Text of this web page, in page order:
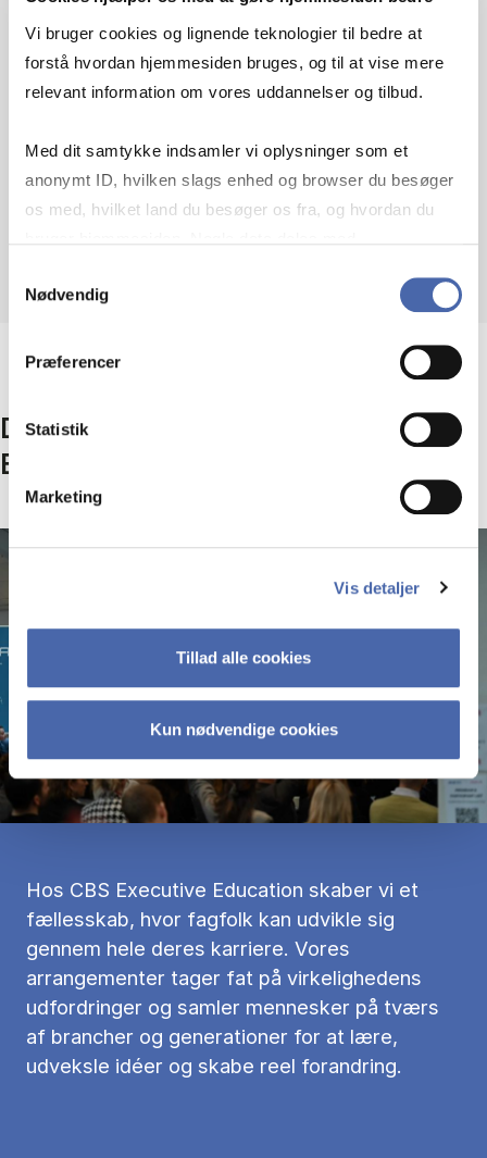
Vi bruger cookies og lignende teknologier til bedre at
forstå hvordan hjemmesiden bruges, og til at vise mere
relevant information om vores uddannelser og tilbud.
Med dit samtykke indsamler vi oplysninger som et
anonymt ID, hvilken slags enhed og browser du besøger
os med, hvilket land du besøger os fra, og hvordan du
markedsføring. Du bestemmer selv - og kan altid trække
Nødvendig
Præferencer
Statistik
Marketing
Vis detaljer
Tillad alle cookies
Kun nødvendige cookies
Paneldeltager Ignacio Godoy
kvantecomputere - hvad de er, hvad de
kan, og hvilke industrier de vil optimere.
Denne viden blev delt til et CBS
Executive Education event
Hos CBS Executive Education skaber vi et
fællesskab, hvor fagfolk kan udvikle sig
gennem hele deres karriere. Vores
arrangementer tager fat på virkelighedens
udfordringer og samler mennesker på tværs
af brancher og generationer for at lære,
udveksle idéer og skabe reel forandring.